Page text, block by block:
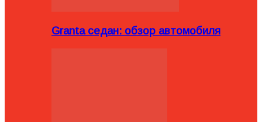
Granta седан: обзор автомобиля